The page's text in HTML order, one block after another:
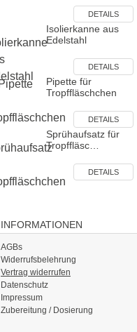
DETAILS
Isolierkanne aus
Edelstahl
DETAILS
Pipette für
Tropffläschchen
DETAILS
Sprühaufsatz für
Tropffläsc…
DETAILS
INFORMATIONEN
AGBs
Widerrufsbelehrung
Vertrag widerrufen
Datenschutz
Impressum
Zubereitung / Dosierung